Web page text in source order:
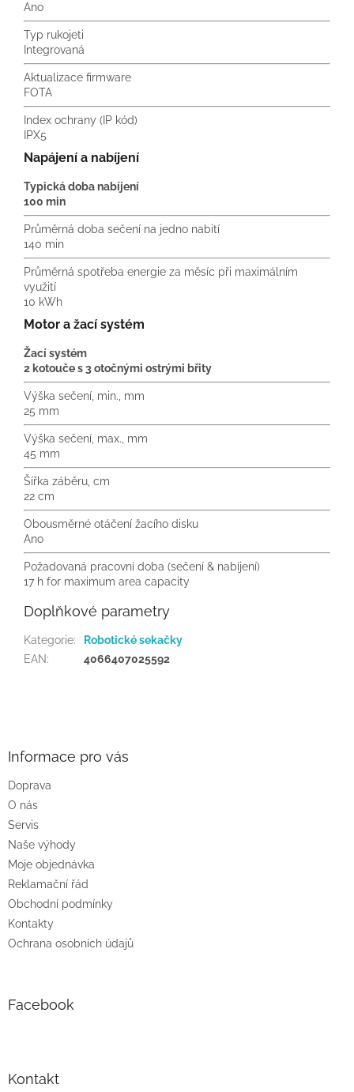
Ano
Typ rukojeti
Integrovaná
Aktualizace firmware
FOTA
Index ochrany (IP kód)
IPX5
Napájení a nabíjení
Typická doba nabíjení
100 min
Průměrná doba sečení na jedno nabití
140 min
Průměrná spotřeba energie za měsíc při maximálním
využití
10 kWh
Motor a žací systém
Žací systém
2 kotouče s 3 otočnými ostrými břity
Výška sečení, min., mm
25 mm
Výška sečení, max., mm
45 mm
Šířka záběru, cm
22 cm
Obousměrné otáčení žacího disku
Ano
Požadovaná pracovní doba (sečení & nabíjení)
17 h for maximum area capacity
Doplňkové parametry
Kategorie:
Robotické sekačky
EAN: 4066407025592
Informace pro vás
Doprava
O nás
Servis
Naše výhody
Moje objednávka
Reklamační řád
Obchodní podmínky
Kontakty
Ochrana osobních údajů
Facebook
Kontakt